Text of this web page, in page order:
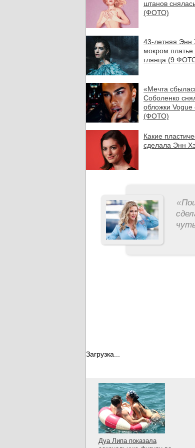
штанов
(ФОТО)
43-летняя Энн
мокром платье
глянца (9
«Мечта
Соболенко
обложки Vogue
(ФОТО)
Какие
сделала Энн
«
Загрузка...
Дуа Липа показала